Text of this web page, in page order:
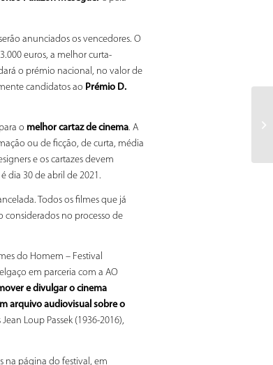
anunciados os vencedores. O
euros, a melhor curta-
o prémio nacional, no valor de
candidatos ao Prémio D.
o melhor cartaz de cinema. A
ou de ficção, de curta, média
e os cartazes devem
dia 30 de abril de 2021.
Todos os filmes que já
considerados no processo de
do Homem – Festival
em parceria com a AO
e divulgar o cinema
arquivo audiovisual sobre o
Loup Passek (1936-2016),
na página do festival, em